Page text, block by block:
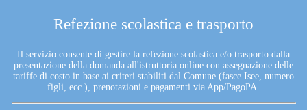
Refezione scolastica e trasporto
Il servizio consente di gestire la refezione scolastica e/o trasporto dalla
presentazione della domanda all'istruttoria online con assegnazione delle
tariffe di costo in base ai criteri stabiliti dal Comune (fasce Isee, numero
figli, ecc.), prenotazioni e pagamenti via App/PagoPA.